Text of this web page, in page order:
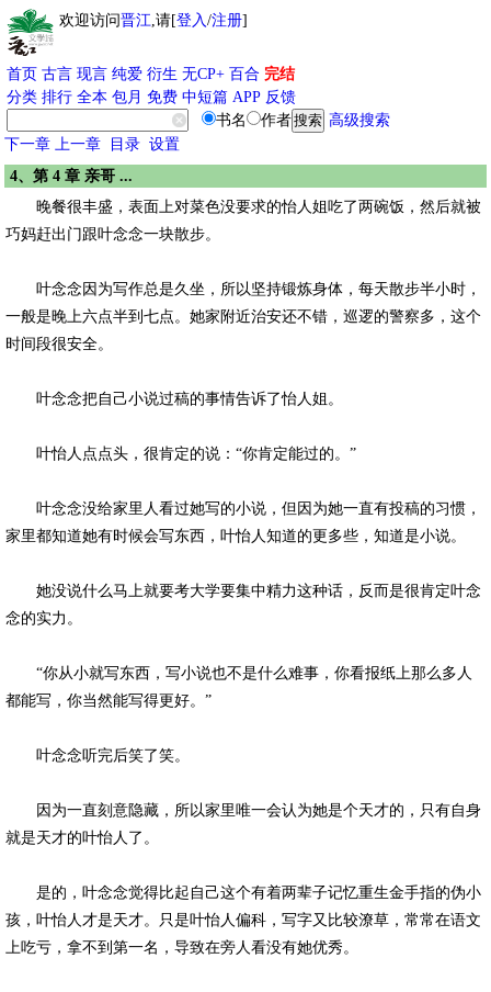
欢迎访问晋江,请[登入/注册]
首页 古言 现言 纯爱 衍生 无CP+ 百合 完结
分类 排行 全本 包月 免费 中短篇 APP 反馈
书名
作者
高级搜索
下一章 上一章 目录 设置
4、第 4 章 亲哥 ...
晚餐很丰盛，表面上对菜色没要求的怡人姐吃了两碗饭，然后就被
巧妈赶出门跟叶念念一块散步。
叶念念因为写作总是久坐，所以坚持锻炼身体，每天散步半小时，
一般是晚上六点半到七点。她家附近治安还不错，巡逻的警察多，这个
时间段很安全。
叶念念把自己小说过稿的事情告诉了怡人姐。
叶怡人点点头，很肯定的说：“你肯定能过的。”
叶念念没给家里人看过她写的小说，但因为她一直有投稿的习惯，
家里都知道她有时候会写东西，叶怡人知道的更多些，知道是小说。
她没说什么马上就要考大学要集中精力这种话，反而是很肯定叶念
念的实力。
“你从小就写东西，写小说也不是什么难事，你看报纸上那么多人
都能写，你当然能写得更好。”
叶念念听完后笑了笑。
因为一直刻意隐藏，所以家里唯一会认为她是个天才的，只有自身
就是天才的叶怡人了。
是的，叶念念觉得比起自己这个有着两辈子记忆重生金手指的伪小
孩，叶怡人才是天才。只是叶怡人偏科，写字又比较潦草，常常在语文
上吃亏，拿不到第一名，导致在旁人看没有她优秀。